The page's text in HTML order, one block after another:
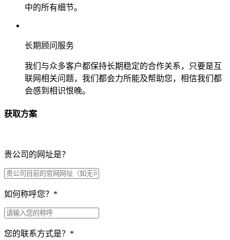
中的所有细节。
长期顾问服务
我们与众多客户都保持长期稳定的合作关系，只要是互
联网相关问题，我们都会力所能及帮助您，相信我们都
会感到相识恨晚。
获取方案
贵公司的网址是？
如何称呼您？ *
您的联系方式是？ *